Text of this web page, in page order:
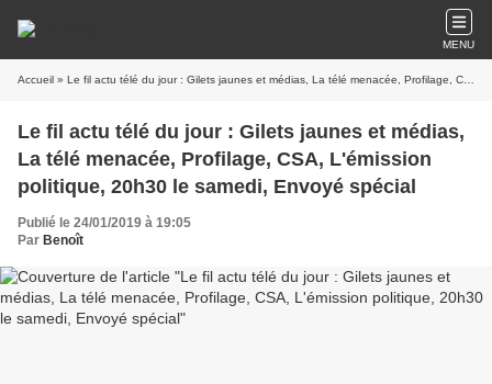
MENU
Accueil » Le fil actu télé du jour : Gilets jaunes et médias, La télé menacée, Profilage, CSA, L'émission politique, 20h30 le samedi, Envoyé spécial
Le fil actu télé du jour : Gilets jaunes et médias,
La télé menacée, Profilage, CSA, L'émission
politique, 20h30 le samedi, Envoyé spécial
Publié le 24/01/2019 à 19:05
Par Benoît